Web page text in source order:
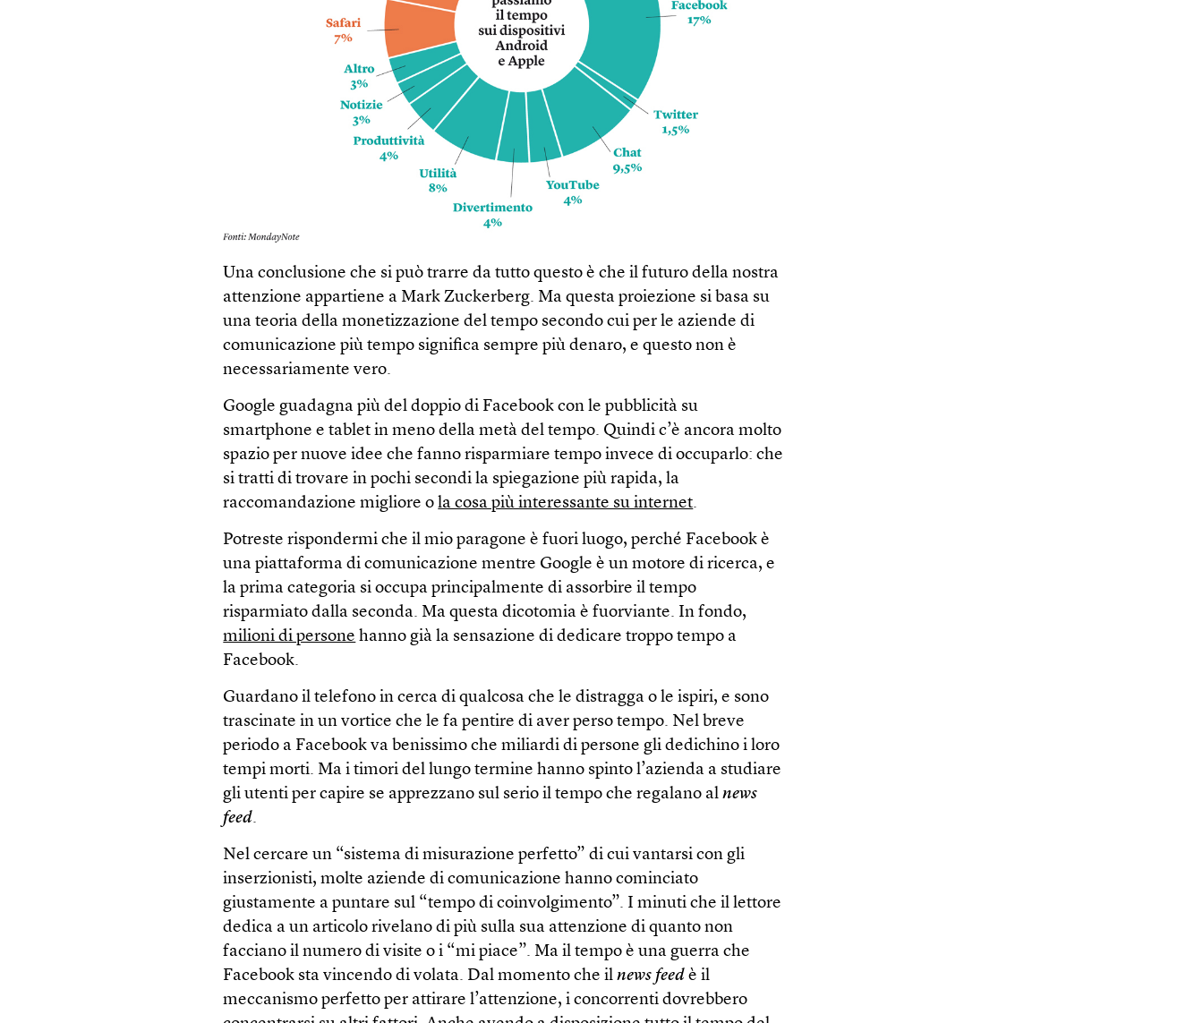
Una conclusione che si può trarre da tutto questo è che il futuro della nostra
attenzione appartiene a Mark Zuckerberg. Ma questa proiezione si basa su
una teoria della monetizzazione del tempo secondo cui per le aziende di
comunicazione più tempo significa sempre più denaro, e questo non è
necessariamente vero.
Google guadagna più del doppio di Facebook con le pubblicità su
smartphone e tablet in meno della metà del tempo. Quindi c’è ancora molto
spazio per nuove idee che fanno risparmiare tempo invece di occuparlo: che
si tratti di trovare in pochi secondi la spiegazione più rapida, la
raccomandazione migliore ola cosa più interessante su internet.
Potreste rispondermi che il mio paragone è fuori luogo, perché Facebook è
una piattaforma di comunicazione mentre Google è un motore di ricerca, e
la prima categoria si occupa principalmente di assorbire il tempo
risparmiato dalla seconda. Ma questa dicotomia è fuorviante. In fondo,
milioni di persone hanno già la sensazione di dedicare troppo tempo a
Facebook.
Guardano il telefono in cerca di qualcosa che le distragga o le ispiri, e sono
trascinate in un vortice che le fa pentire di aver perso tempo. Nel breve
periodo a Facebook va benissimo che miliardi di persone gli dedichino i loro
tempi morti. Ma i timori del lungo termine hanno spinto l’azienda a studiare
gli utenti per capire se apprezzano sul serio il tempo che regalano alnews
feed.
Nel cercare un “sistema di misurazione perfetto” di cui vantarsi con gli
inserzionisti, molte aziende di comunicazione hanno cominciato
giustamente a puntare sul “tempo di coinvolgimento”. I minuti che il lettore
dedica a un articolo rivelano di più sulla sua attenzione di quanto non
facciano il numero di visite o i “mi piace”. Ma il tempo è una guerra che
Facebook sta vincendo di volata. Dal momento che ilnews feed è il
meccanismo perfetto per attirare l’attenzione, i concorrenti dovrebbero